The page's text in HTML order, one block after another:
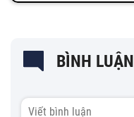
BÌNH LUẬN